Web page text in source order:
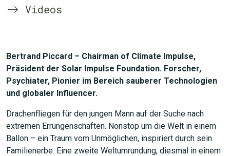
Videos
Bertrand Piccard – Chairman of Climate Impulse,
Präsident der Solar Impulse Foundation. Forscher,
Psychiater, Pionier im Bereich sauberer Technologien
und globaler Influencer.
Drachenfliegen für den jungen Mann auf der Suche nach
extremen Errungenschaften. Nonstop um die Welt in einem
Ballon – ein Traum vom Unmöglichen, inspiriert durch sein
Familienerbe. Eine zweite Weltumrundung, diesmal in einem